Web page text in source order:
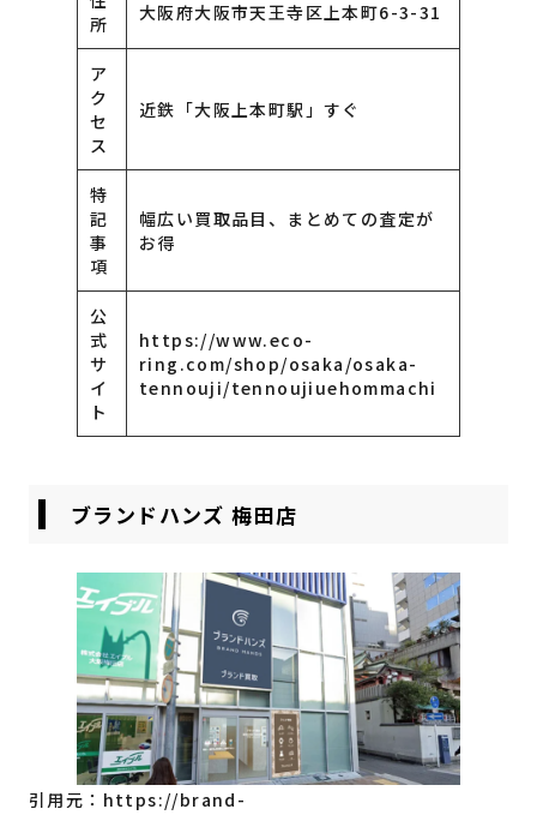
所
大阪府大阪市天王寺区上本町6-3-31
ア
ク
セ
ス
近鉄「大阪上本町駅」すぐ
特
記
事
項
幅広い買取品目、まとめての査定が
お得
公
式
サ
イ
ト
https://www.eco-
ring.com/shop/osaka/osaka-
tennouji/tennoujiuehommachi
ブランドハンズ 梅田店
引用元：https://brand-